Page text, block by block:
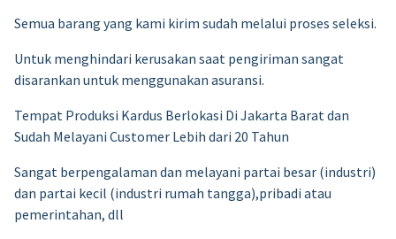
Semua barang yang kami kirim sudah melalui proses seleksi.
Untuk menghindari kerusakan saat pengiriman sangat
disarankan untuk menggunakan asuransi.
Tempat Produksi Kardus Berlokasi Di Jakarta Barat dan
Sudah Melayani Customer Lebih dari 20 Tahun
Sangat berpengalaman dan melayani partai besar (industri)
dan partai kecil (industri rumah tangga),pribadi atau
pemerintahan, dll